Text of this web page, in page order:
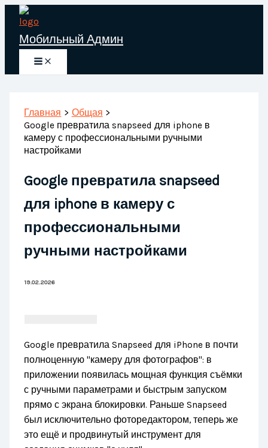
Перейти
содержимому
Мобильный Админ
Главная
Общая
Google превратила snapseed для iphone в
камеру с профессиональными ручными
настройками
Google превратила snapseed
для iphone в камеру с
профессиональными
ручными настройками
19.02.2026
Google превратила Snapseed для iPhone в почти
полноценную "камеру для фотографов": в
приложении появилась мощная функция съёмки
с ручными параметрами и быстрым запуском
прямо с экрана блокировки. Раньше Snapseed
был исключительно фоторедактором, теперь же
это ещё и продвинутый инструмент для